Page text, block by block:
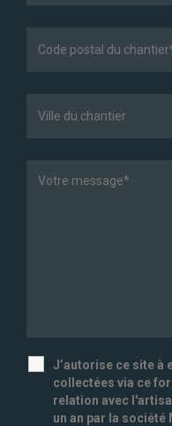
J’autorise ce site
collectées via ce
relation avec
un an par la société